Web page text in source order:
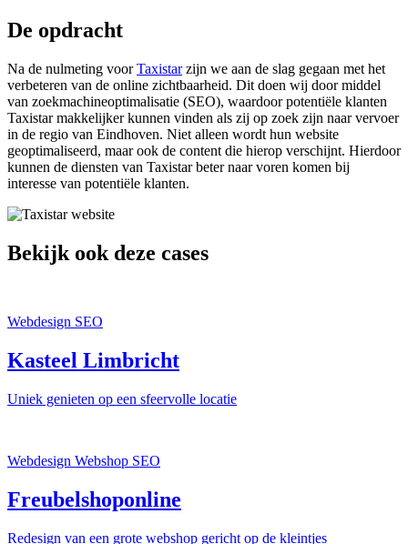
De opdracht
Na de nulmeting voorTaxistarzijn we aan de slag gegaan met het
verbeteren van de online zichtbaarheid. Dit doen wij door middel
van zoekmachineoptimalisatie (SEO), waardoor potentiële klanten
Taxistar makkelijker kunnen vinden als zij op zoek zijn naar vervoer
in de regio van Eindhoven. Niet alleen wordt hun website
geoptimaliseerd, maar ook de content die hierop verschijnt. Hierdoor
kunnen de diensten van Taxistar beter naar voren komen bij
interesse van potentiële klanten.
Bekijk ook deze cases
Webdesign SEO
Kasteel Limbricht
Uniek genieten op een sfeervolle locatie
Webdesign Webshop SEO
Freubelshoponline
Redesign van een grote webshop gericht op de kleintjes